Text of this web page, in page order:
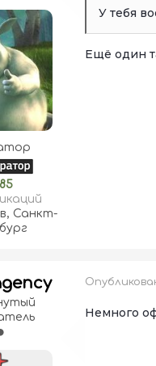
Санкт-
У тебя
Ещё один
Немного